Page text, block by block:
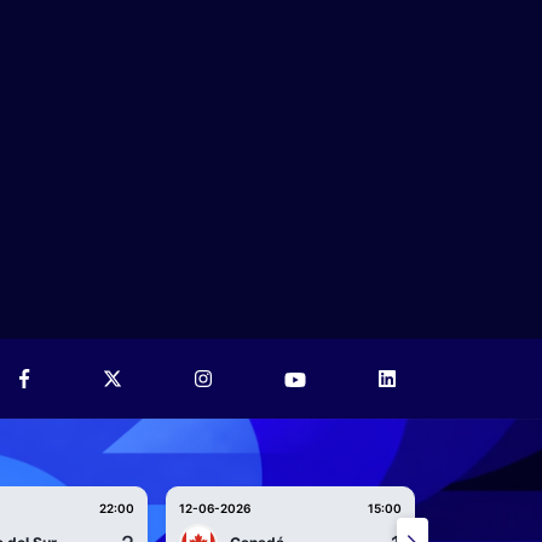
22:00 12-06-2026 15:00